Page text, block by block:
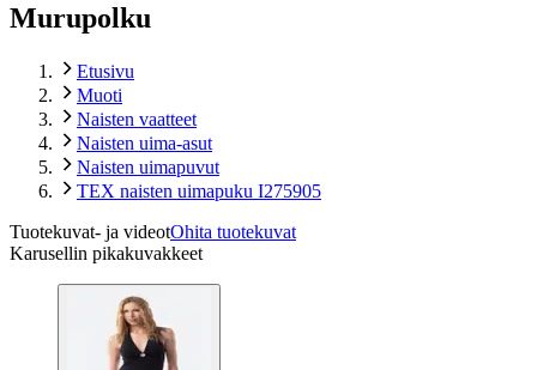
Murupolku
Etusivu
Muoti
Naisten vaatteet
Naisten uima-asut
Naisten uimapuvut
TEX naisten uimapuku I275905
Tuotekuvat- ja videotOhita tuotekuvat
Karusellin pikakuvakkeet